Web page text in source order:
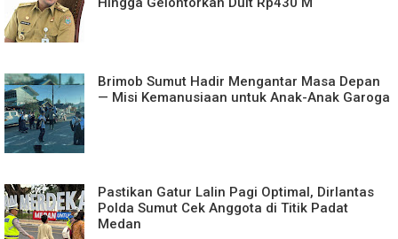
Brimob Sumut Hadir Mengantar Masa Depan
— Misi Kemanusiaan untuk Anak-Anak Garoga
Pastikan Gatur Lalin Pagi Optimal, Dirlantas
Polda Sumut Cek Anggota di Titik Padat
Medan